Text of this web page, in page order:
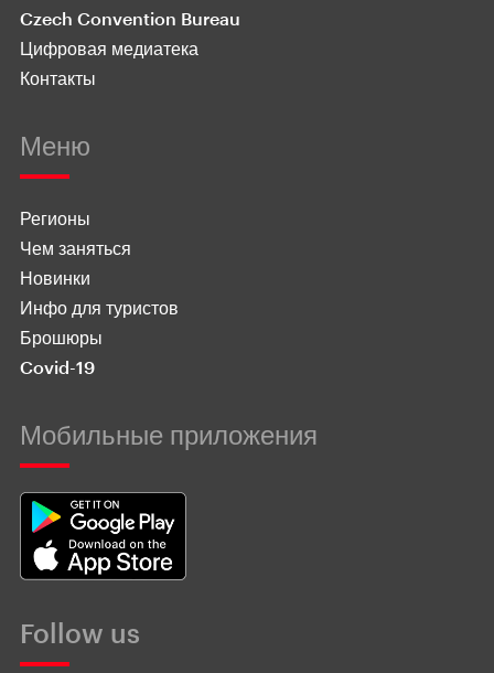
Czech Convention Bureau
Цифровая медиатека
Контакты
Меню
Регионы
Чем заняться
Новинки
Инфо для туристов
Брошюры
Covid-19
Мобильные приложения
Follow us